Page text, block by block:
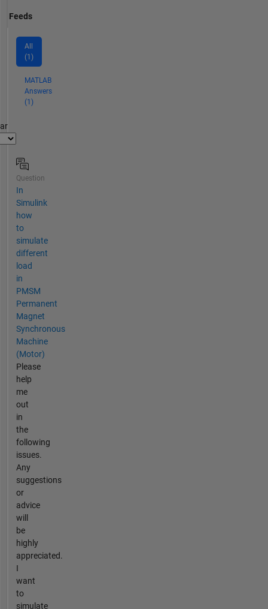
Feeds
All
(1)
MATLAB
Answers
(1)
Question
In
Simulink
how
to
simulate
different
load
in
PMSM
Permanent
Magnet
Synchronous
Machine
(Motor)
Please
help
me
out
in
the
following
issues.
Any
suggestions
or
advice
will
be
highly
appreciated.
I
want
to
simulate